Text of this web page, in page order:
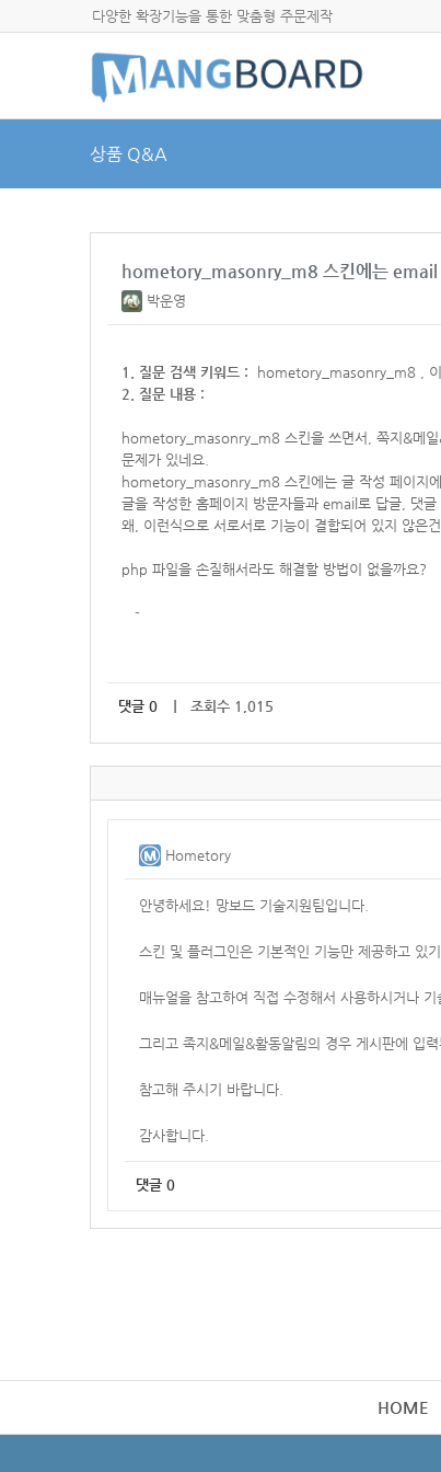
다양한 확장기능을 통한 맞춤형 주문제작
상품 Q&A
hometory_masonry_m8 스킨에는 email
박운영
1. 질문 검색 키워드 :
hometory_masonry_m8 ,
2. 질문 내용 :
hometory_masonry_m8 스킨을 쓰면서, 쪽지&메
문제가 있네요.
hometory_masonry_m8 스킨에는 글 작성 페이지
글을 작성한 홈페이지 방문자들과 email로 답글, 댓
왜, 이런식으로 서로서로 기능이 결합되어 있지 않은
php 파일을 손질해서라도 해결할 방법이 없을까요?
-
댓글 0 ｜ 조회수 1,015
Hometory
안녕하세요! 망보드 기술지원팀입니다.
스킨 및 플러그인은 기본적인 기능만 제공하고 있
매뉴얼을 참고하여 직접 수정해서 사용하시거나
그리고 족지&메일&활동알림의 경우 게시판에 입
참고해 주시기 바랍니다.
감사합니다.
댓글 0
HOME